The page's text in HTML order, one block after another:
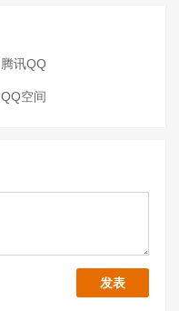
腾讯QQ
QQ空间